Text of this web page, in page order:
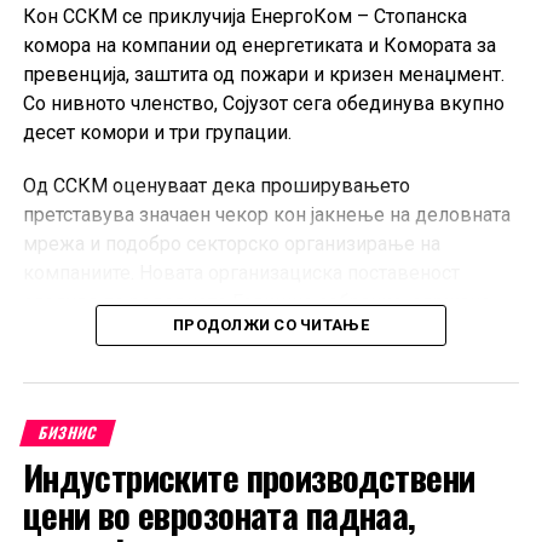
Кон ССКМ се приклучија ЕнергоКом – Стопанска
комора на компании од енергетиката и Комората за
превенција, заштита од пожари и кризен менаџмент.
Со нивното членство, Сојузот сега обединува вкупно
десет комори и три групации.
Од ССКМ оценуваат дека проширувањето
претставува значаен чекор кон јакнење на деловната
мрежа и подобро секторско организирање на
следува по редовното Годишно собрание, одржано
кон крајот на јуни во Скопје.
Претседателот на ССКМ, Горан Горгиевски, изјави
поефикасно застапување на интересите на
компаниите, поголема меѓусебна соработка и посилен
институционален дијалог.
ПРОДОЛЖИ СО ЧИТАЊЕ
БИЗНИС
Индустриските производствени
цени во еврозоната паднаа,